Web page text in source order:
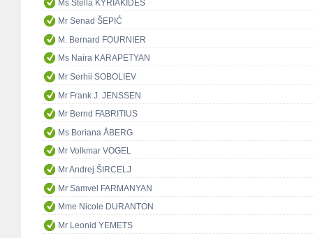
Ms Stella KYRIAKIDES
Mr Senad ŠEPIĆ
M. Bernard FOURNIER
Ms Naira KARAPETYAN
Mr Serhii SOBOLIEV
Mr Frank J. JENSSEN
Mr Bernd FABRITIUS
Ms Boriana ÅBERG
Mr Volkmar VOGEL
Mr Andrej ŠIRCELJ
Mr Samvel FARMANYAN
Mme Nicole DURANTON
Mr Leonid YEMETS